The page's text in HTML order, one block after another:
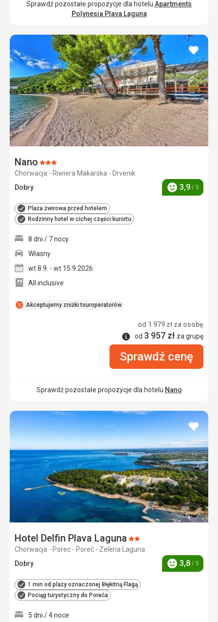
Sprawdź pozostałe propozycje dla hotelu Apartments
Polynesia Plava Laguna
Nano Ocena:
3/5
Chorwacja - Riwiera Makarska - Drvenik
Dobry
Ocena
3,9 / 5
Plaża żwirowa przed hotelem
Rodzinny hotel w cichej części kurortu
dodaj
Akceptujemy zniżki touroperatorów
8 dni / 7 nocy
Własny
wt 8.9. - wt 15.9.2026
All inclusive
od 1 979 zł za osobę
Informacje
od 3 957 zł za grupę
Sprawdź cenę
Sprawdź pozostałe propozycje dla hotelu Nano
Hotel Delfin Plava Laguna Ocena:
2/5
Chorwacja - Porec - Poreč - Zelena Laguna
Dobry
Ocena
3,8 / 5
1 min od plaży oznaczonej Błękitną Flagą
Pociąg turystyczny do Poreča
dodaj
5 dni / 4 noce